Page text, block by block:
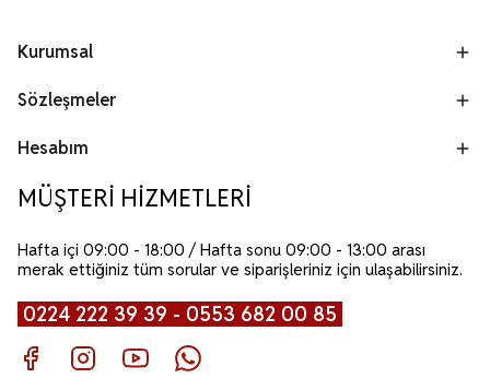
Kurumsal
Sözleşmeler
Hesabım
MÜŞTERİ HİZMETLERİ
Hafta içi 09:00 - 18:00 / Hafta sonu 09:00 - 13:00 arası
merak ettiğiniz tüm sorular ve siparişleriniz için ulaşabilirsiniz.
0224 222 39 39 - 0553 682 00 85